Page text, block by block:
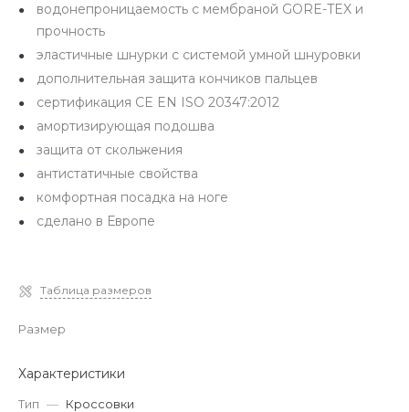
водонепроницаемость с мембраной GORE-TEX и
прочность
эластичные шнурки с системой умной шнуровки
дополнительная защита кончиков пальцев
сертификация CE EN ISO 20347:2012
амортизирующая подошва
защита от скольжения
антистатичные свойства
комфортная посадка на ноге
сделано в Европе
Таблица размеров
Размер
Характеристики
Тип — Кроссовки